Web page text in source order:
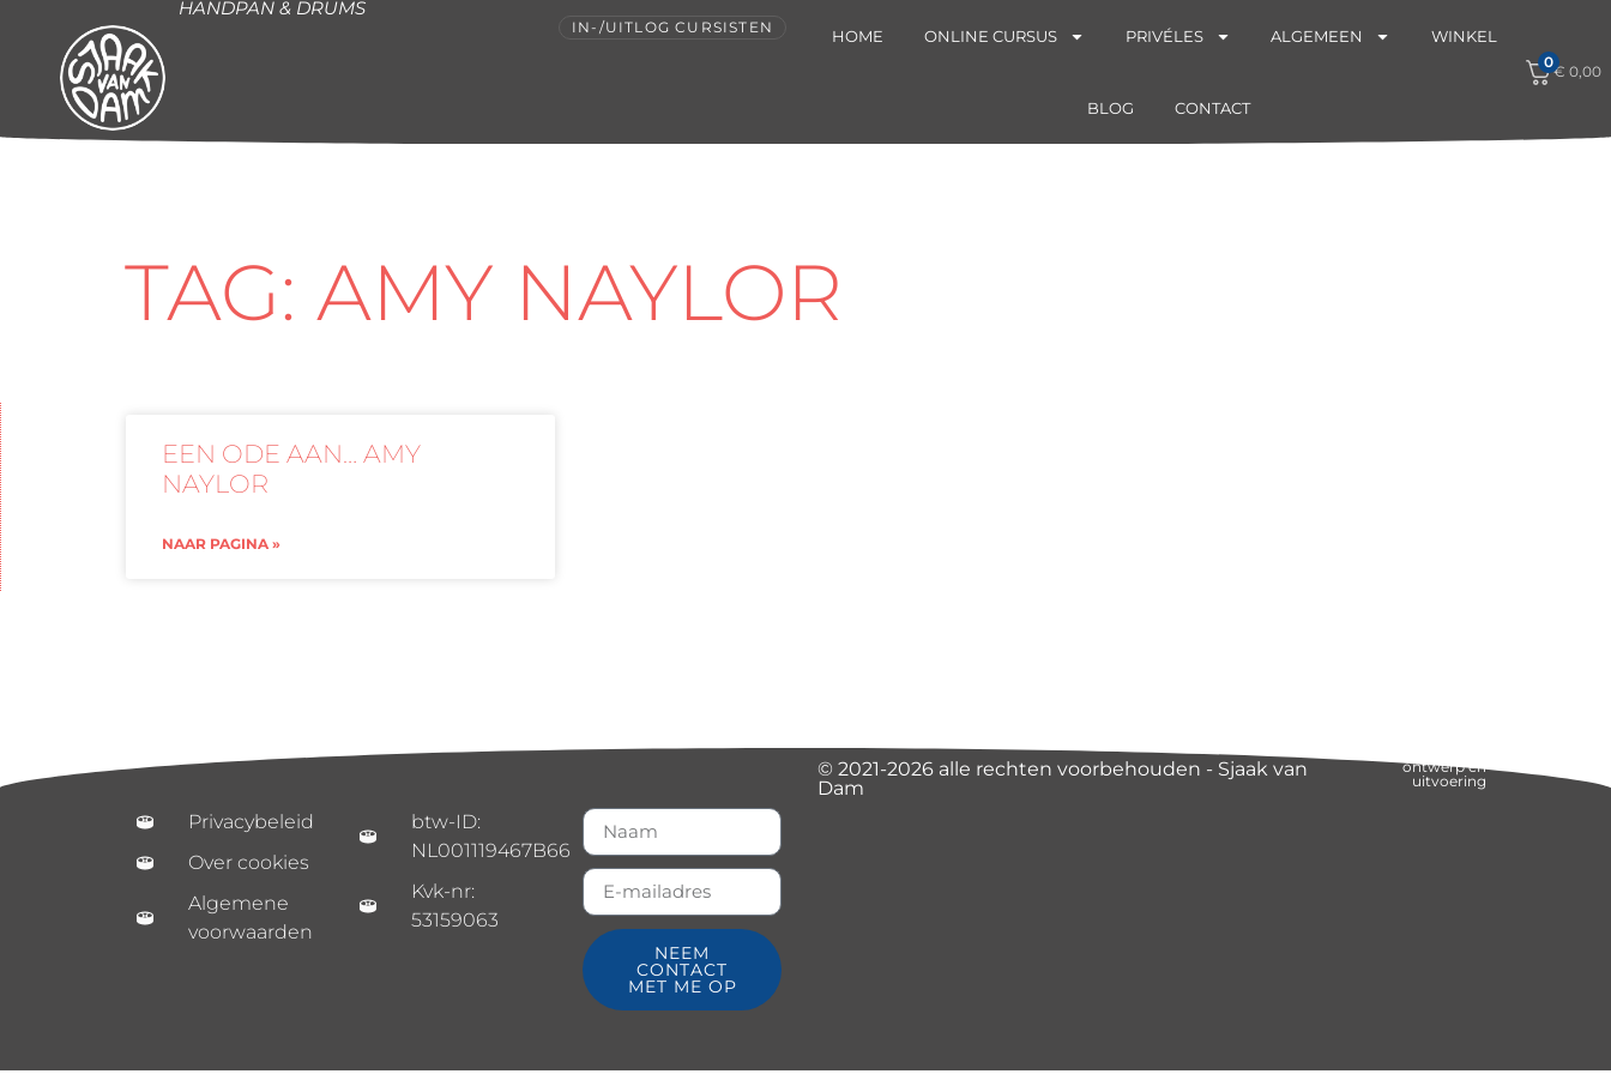
HANDPAN & DRUMS
IN-/UITLOG CURSISTEN HOME ONLINE CURSUS PRIVÉLES ALGEMEEN WINKEL
BLOG CONTACT
0
€ 0,00
TAG: AMY NAYLOR
EEN ODE AAN… AMY
NAYLOR
NAAR PAGINA »
Privacybeleid
Over cookies
Algemene
voorwaarden
btw-ID:
NL001119467B66
Kvk-nr:
53159063
NEEM
CONTACT
MET ME OP
© 2021-2026 alle rechten voorbehouden - Sjaak van
Dam
ontwerp en
uitvoering